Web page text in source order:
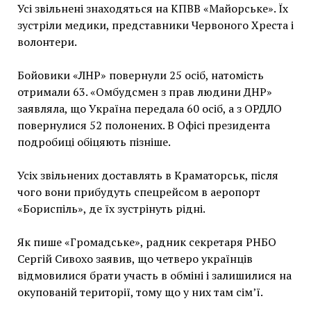
Усі звільнені знаходяться на КПВВ «Майорське». Їх
зустріли медики, представники Червоного Хреста і
волонтери.
Бойовики «ЛНР» повернули 25 осіб, натомість
отримали 63. «Омбудсмен з прав людини ДНР»
заявляла, що Україна передала 60 осіб, а з ОРДЛО
повернулися 52 полонених. В Офісі президента
подробиці обіцяють пізніше.
Усіх звільнених доставлять в Краматорськ, після
чого вони прибудуть спецрейсом в аеропорт
«Бориспіль», де їх зустрінуть рідні.
Як пише «Громадське», радник секретаря РНБО
Сергій Сивохо заявив, що четверо українців
відмовилися брати участь в обміні і залишилися на
окупованій території, тому що у них там сімʼї.